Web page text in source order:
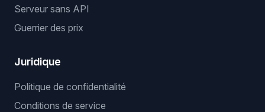
Serveur sans API
Guerrier des prix
Juridique
Politique de confidentialité
Conditions de service